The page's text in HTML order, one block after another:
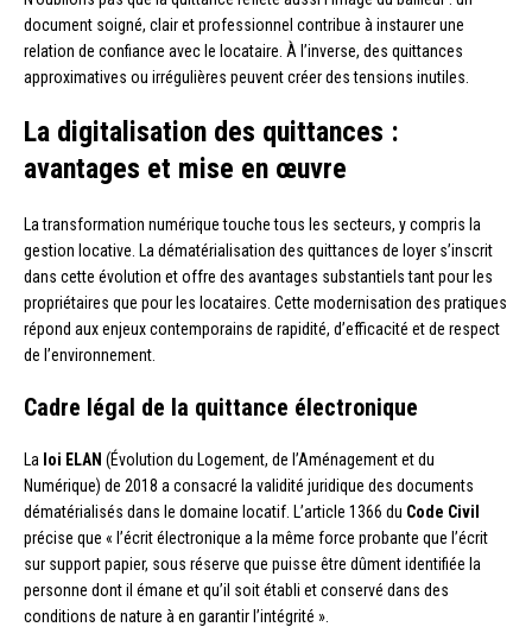
document soigné, clair et professionnel contribue à instaurer une
relation de confiance avec le locataire. À l’inverse, des quittances
approximatives ou irrégulières peuvent créer des tensions inutiles.
La digitalisation des quittances :
avantages et mise en œuvre
La transformation numérique touche tous les secteurs, y compris la
gestion locative. La dématérialisation des quittances de loyer s’inscrit
dans cette évolution et offre des avantages substantiels tant pour les
propriétaires que pour les locataires. Cette modernisation des pratiques
répond aux enjeux contemporains de rapidité, d’efficacité et de respect
de l’environnement.
Cadre légal de la quittance électronique
La loi ELAN (Évolution du Logement, de l’Aménagement et du
Numérique) de 2018 a consacré la validité juridique des documents
dématérialisés dans le domaine locatif. L’article 1366 du Code Civil
précise que « l’écrit électronique a la même force probante que l’écrit
sur support papier, sous réserve que puisse être dûment identifiée la
personne dont il émane et qu’il soit établi et conservé dans des
conditions de nature à en garantir l’intégrité ».